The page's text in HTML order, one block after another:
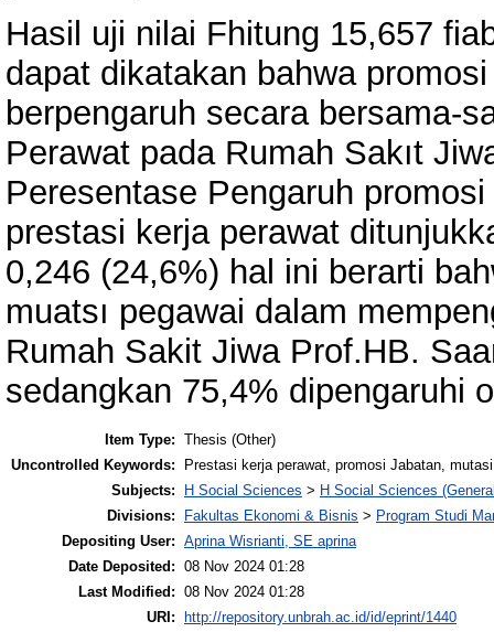
Hasil uji nilai Fhitung 15,657
dapat dikatakan bahwa
berpengaruh secara bersama-
Perawat pada Rumah Sakıt
Peresentase Pengaruh
prestasi kerja perawat
0,246 (24,6%) hal ini berarti
muatsı pegawai dalam
Rumah Sakit Jiwa Prof.HB.
sedangkan 75,4% dipengaruhi
Item Type: Thesis (Other)
Uncontrolled Keywords:
Prestasi kerja perawat, promosi Jabatan,
Subjects:
H Social Sciences > H Social Sciences
Divisions:
Fakultas Ekonomi & Bisnis > Program Studi
Depositing User: Aprina Wisrianti, SE aprina
Date Deposited: 08 Nov 2024 01:28
Last Modified: 08 Nov 2024 01:28
URI: http://repository.unbrah.ac.id/id/eprint/1440